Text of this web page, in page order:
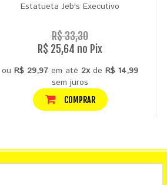
Estatueta Jeb's Executivo
R$ 33,30
R$ 25,64 no Pix
ou R$ 29,97 em até 2xde R$ 14,99
sem juros
COMPRAR